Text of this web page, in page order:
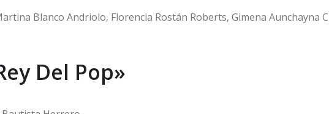
Blanco Andriolo, Florencia Rostán Roberts, Gimena Aunchayna
Del Pop»